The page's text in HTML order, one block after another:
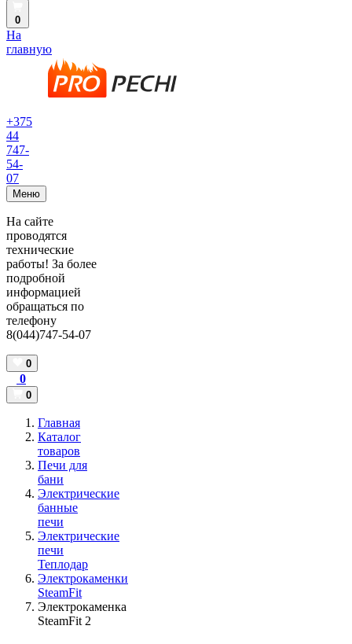
0
На
главную
+375
44
747-
54-
07
Меню
На сайте
проводятся
технические
работы! За более
подробной
информацией
обращаться по
телефону
8(044)747-54-07
0
0
0
Главная
Каталог
товаров
Печи для
бани
Электрические
банные
печи
Электрические
печи
Теплодар
Электрокаменки
SteamFit
Электрокаменка
SteamFit 2